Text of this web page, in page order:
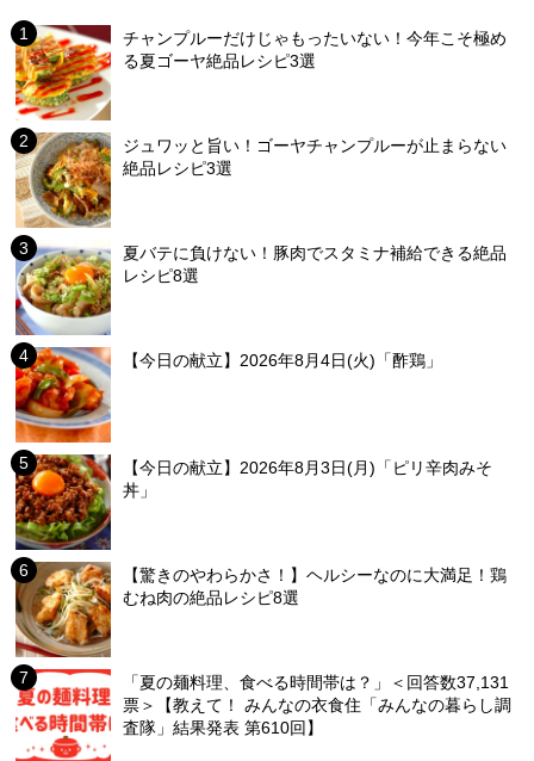
チャンプルーだけじゃもったいない！今年こそ極め
る夏ゴーヤ絶品レシピ3選
ジュワッと旨い！ゴーヤチャンプルーが止まらない
絶品レシピ3選
夏バテに負けない！豚肉でスタミナ補給できる絶品
レシピ8選
【今日の献立】2026年8月4日(火)「酢鶏」
【今日の献立】2026年8月3日(月)「ピリ辛肉みそ
丼」
【驚きのやわらかさ！】ヘルシーなのに大満足！鶏
むね肉の絶品レシピ8選
「夏の麺料理、食べる時間帯は？」＜回答数37,131
票＞【教えて！ みんなの衣食住「みんなの暮らし調
査隊」結果発表 第610回】